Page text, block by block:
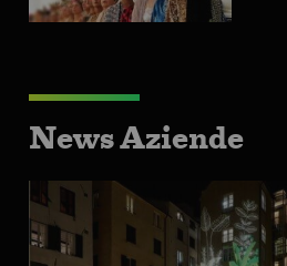
News Aziende